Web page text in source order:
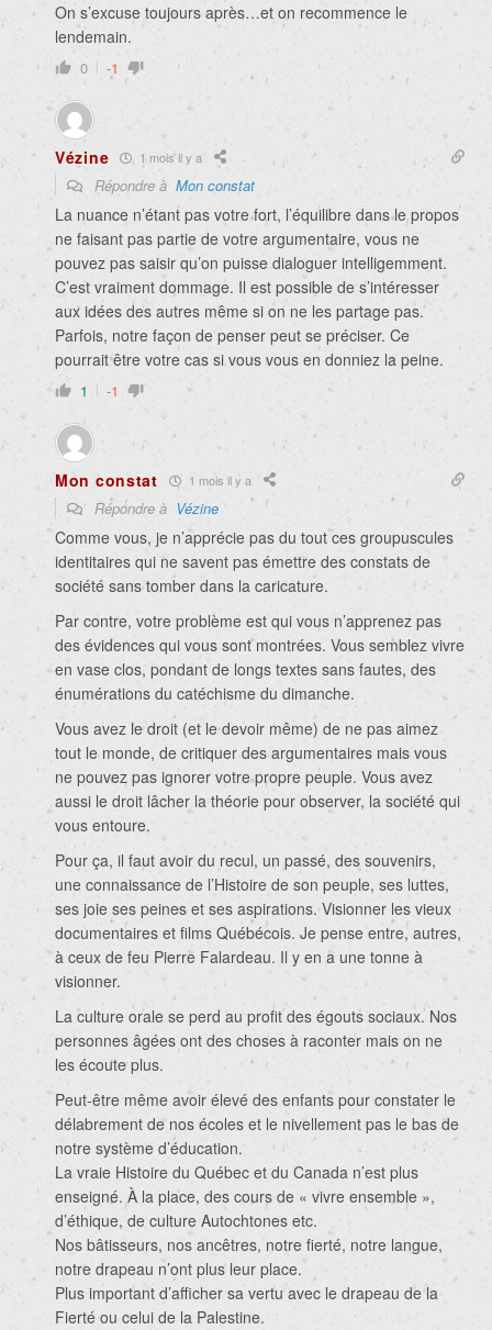
On s’excuse toujours après…et on recommence le
lendemain.
0 -1
Vézine 1 mois il y a
Répondre à Mon constat
La nuance n’étant pas votre fort, l’équilibre dans le propos
ne faisant pas partie de votre argumentaire, vous ne
pouvez pas saisir qu’on puisse dialoguer intelligemment.
C’est vraiment dommage. Il est possible de s’intéresser
aux idées des autres même si on ne les partage pas.
Parfois, notre façon de penser peut se préciser. Ce
pourrait être votre cas si vous vous en donniez la peine.
1 -1
Mon constat 1 mois il y a
Répondre à Vézine
Comme vous, je n’apprécie pas du tout ces groupuscules
identitaires qui ne savent pas émettre des constats de
société sans tomber dans la caricature.
Par contre, votre problème est qui vous n’apprenez pas
des évidences qui vous sont montrées. Vous semblez vivre
en vase clos, pondant de longs textes sans fautes, des
énumérations du catéchisme du dimanche.
Vous avez le droit (et le devoir même) de ne pas aimez
tout le monde, de critiquer des argumentaires mais vous
ne pouvez pas ignorer votre propre peuple. Vous avez
aussi le droit lâcher la théorie pour observer, la société qui
vous entoure.
Pour ça, il faut avoir du recul, un passé, des souvenirs,
une connaissance de l’Histoire de son peuple, ses luttes,
ses joie ses peines et ses aspirations. Visionner les vieux
documentaires et films Québécois. Je pense entre, autres,
à ceux de feu Pierre Falardeau. Il y en a une tonne à
visionner.
La culture orale se perd au profit des égouts sociaux. Nos
personnes âgées ont des choses à raconter mais on ne
les écoute plus.
Peut-être même avoir élevé des enfants pour constater le
délabrement de nos écoles et le nivellement pas le bas de
notre système d’éducation.
La vraie Histoire du Québec et du Canada n’est plus
enseigné. À la place, des cours de « vivre ensemble »,
d’éthique, de culture Autochtones etc.
Nos bâtisseurs, nos ancêtres, notre fierté, notre langue,
notre drapeau n’ont plus leur place.
Plus important d’afficher sa vertu avec le drapeau de la
Fierté ou celui de la Palestine.